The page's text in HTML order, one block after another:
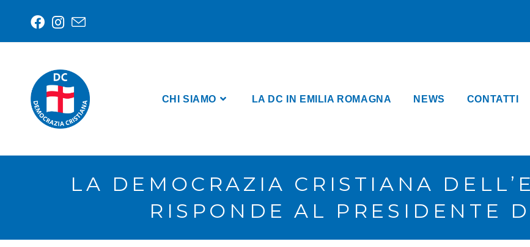
CHI SIAMO LA DC IN EMILIA ROMAGNA NEWS CONTATTI
LA DEMOCRAZIA CRISTIANA
RISPONDE AL PRESIDENTE